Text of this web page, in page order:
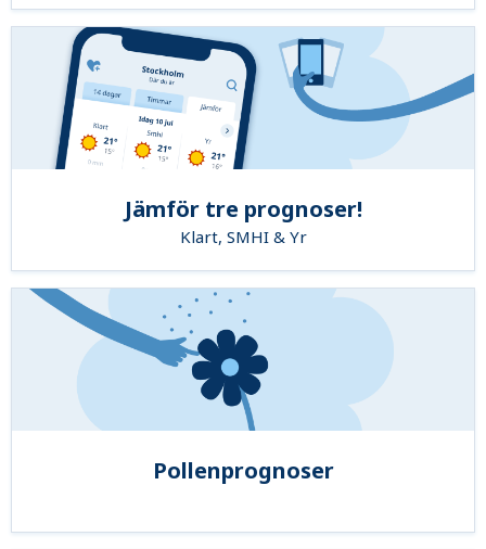
Jämför tre prognoser!
Klart, SMHI & Yr
Pollenprognoser